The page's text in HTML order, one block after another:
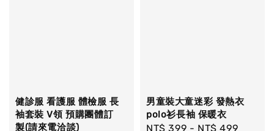
健診服 看護服 體檢服 長
袖套裝 V領 預購團體訂
製(請來電洽談)
男童裝大童迷彩 發熱衣
polo衫長袖 保暖衣
Regular
NT$ 399 - NT$ 499